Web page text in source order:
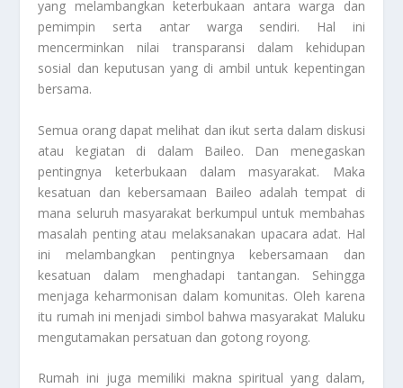
yang melambangkan keterbukaan antara warga dan
pemimpin serta antar warga sendiri. Hal ini
mencerminkan nilai transparansi dalam kehidupan
sosial dan keputusan yang di ambil untuk kepentingan
bersama.
Semua orang dapat melihat dan ikut serta dalam diskusi
atau kegiatan di dalam Baileo. Dan menegaskan
pentingnya keterbukaan dalam masyarakat. Maka
kesatuan dan kebersamaan Baileo adalah tempat di
mana seluruh masyarakat berkumpul untuk membahas
masalah penting atau melaksanakan upacara adat. Hal
ini melambangkan pentingnya kebersamaan dan
kesatuan dalam menghadapi tantangan. Sehingga
menjaga keharmonisan dalam komunitas. Oleh karena
itu rumah ini menjadi simbol bahwa masyarakat Maluku
mengutamakan persatuan dan gotong royong.
Rumah ini juga memiliki makna spiritual yang dalam,